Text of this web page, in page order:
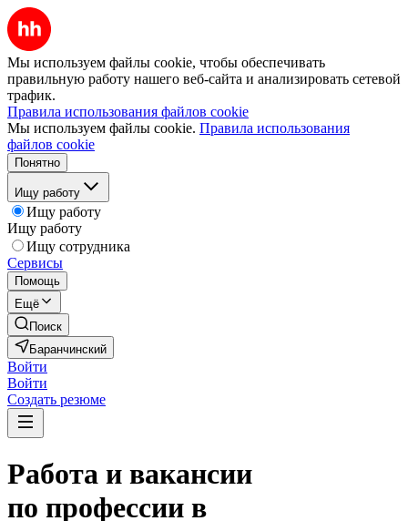
Мы используем файлы cookie, чтобы обеспечивать
правильную работу нашего веб-сайта и анализировать сетевой
трафик.
Правила использования файлов cookie
Мы используем файлы cookie. Правила использования
файлов cookie
Понятно
Ищу работу
Ищу работу
Ищу работу
Ищу сотрудника
Сервисы
Помощь
Ещё
Поиск
Баранчинский
Войти
Войти
Создать резюме
Работа и вакансии
по профессии в